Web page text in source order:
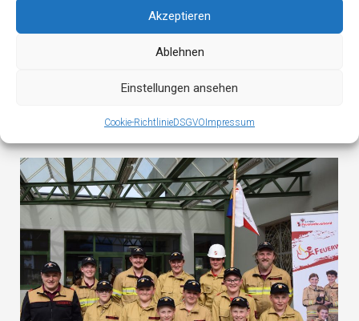
Akzeptieren
Ablehnen
Einstellungen ansehen
Cookie-RichtlinieDSGVO Impressum
121 Jahreshauptversammlung der FF Oberau